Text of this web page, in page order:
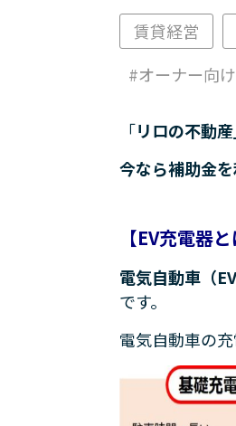
賃貸経営
オーナー向け
「リロの不動
今なら補助金を
【EV充電器と
電気自動車（
です。
電気自動車の